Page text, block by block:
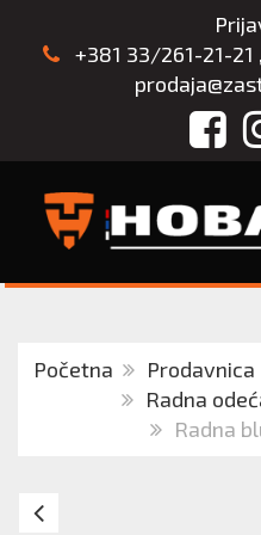
+381 33/261-21-21 ,
Početna Prodavnica
Radna
Radna
Radna